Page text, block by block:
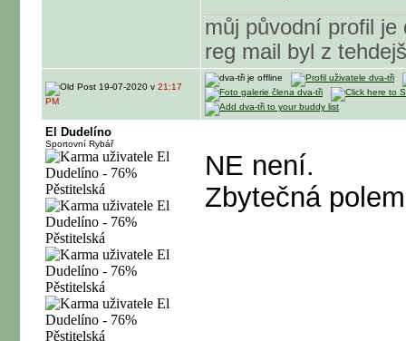
můj původní profil je
reg mail byl z
19-07-2020 v 21:17
PM
El Dudelíno
Sportovní Rybář
NE není.
Zbytečná